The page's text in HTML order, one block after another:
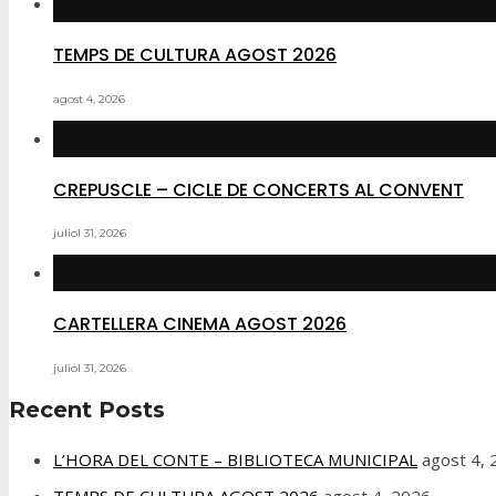
TEMPS DE CULTURA AGOST 2026
agost 4, 2026
CREPUSCLE – CICLE DE CONCERTS AL CONVENT
juliol 31, 2026
CARTELLERA CINEMA AGOST 2026
juliol 31, 2026
Recent Posts
L’HORA DEL CONTE – BIBLIOTECA MUNICIPAL agost 4,